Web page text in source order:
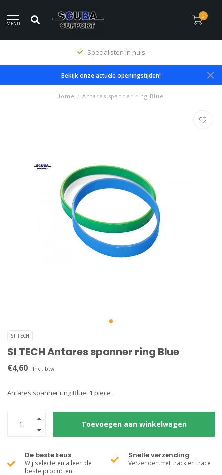
MENU
0
Specialisten in huis
Bekijk onze actuele openingstijden!
Home / Antares spanner ring Blue
SI TECH
SI TECH Antares spanner ring Blue
€4,60 Incl. btw
Antares spanner ring Blue. 1 piece.
Toevoegen aan winkelwagen
De beste keus
Wij selecteren alleen de
beste producten
Snelle verzending
Verzenden met track en trace